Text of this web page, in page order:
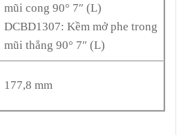
mũi cong 90° 7″ (L)
DCBD1307: Kềm mở phe trong
mũi thẳng 90° 7″ (L)
177,8 mm